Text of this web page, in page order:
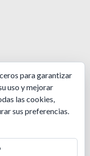
para garantizar
uso y mejorar
las cookies,
sus preferencias.